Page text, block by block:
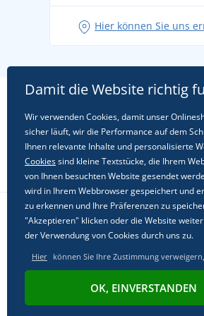
Hier können Sie uns
Folgen Sie uns in sozialen
Damit die Website richtig
Wir verwenden Cookies, damit unser
sicher läuft, wir die Performance auf dem
Ihnen relevante Inhalte und personalisierte
Cookiessind kleine Textstücke, die Ihrem
von Ihnen besuchten Website gesendet
wird in Ihrem Webbrowser gespeichert und
zu erkennen und Ihre Präferenzen zu
"Akzeptieren" klicken oder die Website
der Verwendung von Cookies durch uns zu.
Hier können Sie Ihre Zustimmung
OK, EINVERSTANDEN